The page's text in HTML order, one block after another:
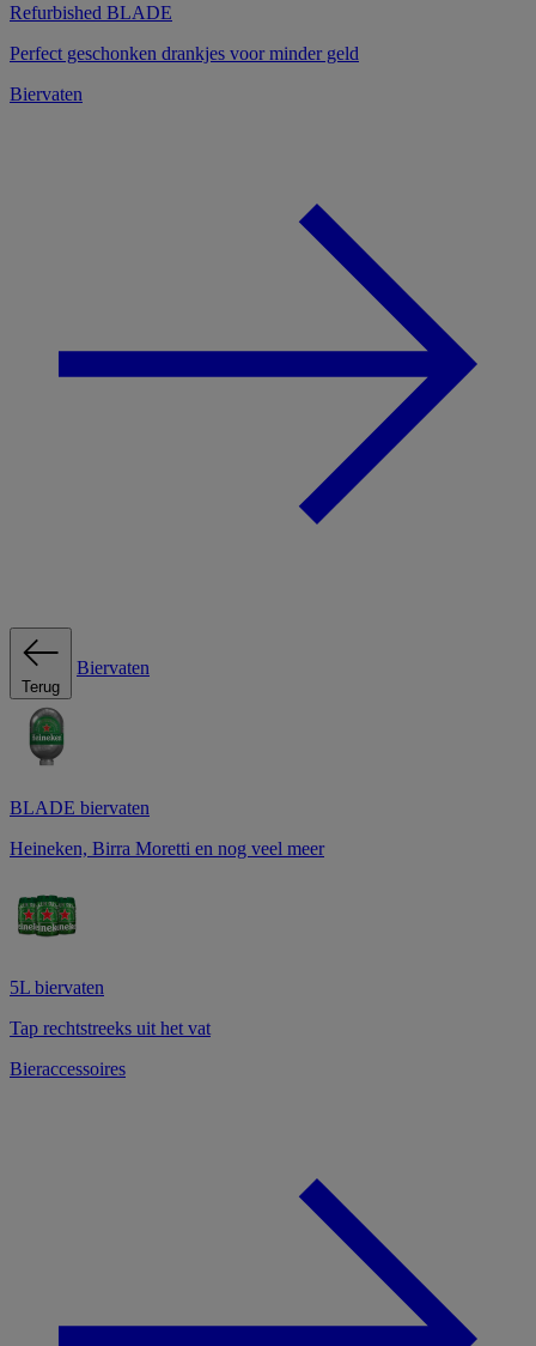
Refurbished BLADE
Perfect geschonken drankjes voor minder geld
Biervaten
Terug
Biervaten
BLADE biervaten
Heineken, Birra Moretti en nog veel meer
5L biervaten
Tap rechtstreeks uit het vat
Bieraccessoires